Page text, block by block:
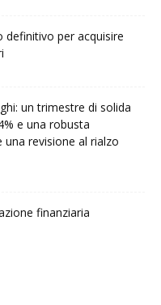
definitivo per acquisire
un trimestre di solida
e una robusta
revisione al rialzo
finanziaria